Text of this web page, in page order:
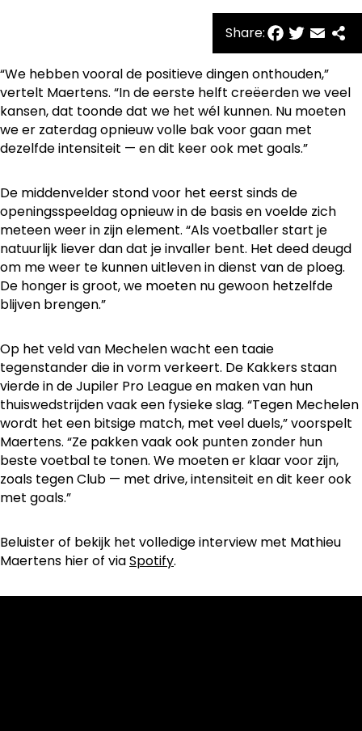
Share:
“We hebben vooral de positieve dingen onthouden,”
vertelt Maertens. “In de eerste helft creëerden we veel
kansen, dat toonde dat we het wél kunnen. Nu moeten
we er zaterdag opnieuw volle bak voor gaan met
dezelfde intensiteit — en dit keer ook met goals.”
De middenvelder stond voor het eerst sinds de
openingsspeeldag opnieuw in de basis en voelde zich
meteen weer in zijn element. “Als voetballer start je
natuurlijk liever dan dat je invaller bent. Het deed deugd
om me weer te kunnen uitleven in dienst van de ploeg.
De honger is groot, we moeten nu gewoon hetzelfde
blijven brengen.”
Op het veld van Mechelen wacht een taaie
tegenstander die in vorm verkeert. De Kakkers staan
vierde in de Jupiler Pro League en maken van hun
thuiswedstrijden vaak een fysieke slag. “Tegen Mechelen
wordt het een bitsige match, met veel duels,” voorspelt
Maertens. “Ze pakken vaak ook punten zonder hun
beste voetbal te tonen. We moeten er klaar voor zijn,
zoals tegen Club — met drive, intensiteit en dit keer ook
met goals.”
Beluister of bekijk het volledige interview met Mathieu
Maertens hier of viaSpotify.